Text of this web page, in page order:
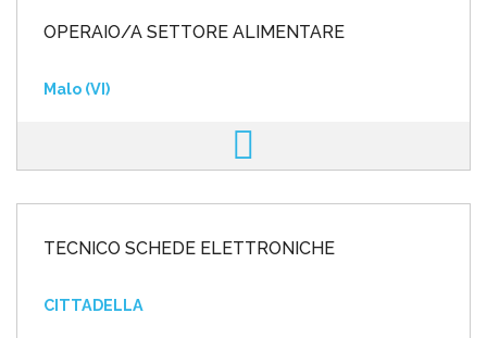
OPERAIO/A SETTORE ALIMENTARE
Malo (VI)
TECNICO SCHEDE ELETTRONICHE
CITTADELLA